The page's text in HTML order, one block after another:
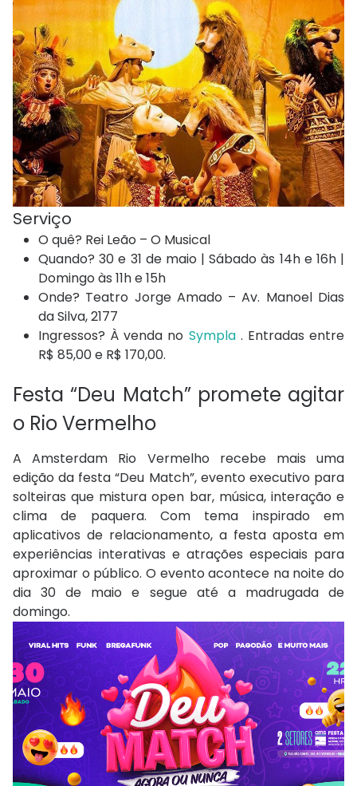
Serviço
O quê? Rei Leão – O Musical
Quando? 30 e 31 de maio | Sábado às 14h e 16h |
Domingo às 11h e 15h
Onde? Teatro Jorge Amado – Av. Manoel Dias
da Silva, 2177
Ingressos? À venda no Sympla. Entradas entre
R$ 85,00 e R$ 170,00.
Festa “Deu Match” promete agitar
o Rio Vermelho
A Amsterdam Rio Vermelho recebe mais uma
edição da festa “Deu Match”, evento executivo para
solteiras que mistura open bar, música, interação e
clima de paquera. Com tema inspirado em
aplicativos de relacionamento, a festa aposta em
experiências interativas e atrações especiais para
aproximar o público. O evento acontece na noite do
dia 30 de maio e segue até a madrugada de
domingo.